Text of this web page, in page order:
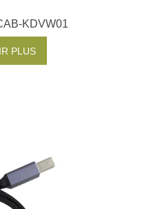
KDVW01
PLUS